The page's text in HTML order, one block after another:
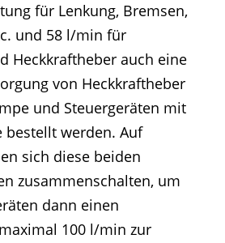
für Lenkung, Bremsen,
und 58 l/min für
Heckkraftheber auch eine
von Heckkraftheber
und Steuergeräten mit
werden. Auf
sich diese beiden
zusammenschalten, um
dann einen
100 l/min zur